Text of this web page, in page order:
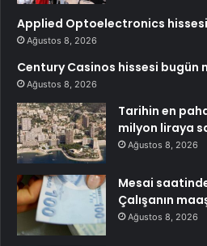
Applied Optoelectronics
Ağustos 8, 2026
Century Casinos hissesi bugün
Ağustos 8, 2026
Tarihin en
milyon liraya
Ağustos 8, 2026
Mesai
Çalışanın
Ağustos 8, 2026